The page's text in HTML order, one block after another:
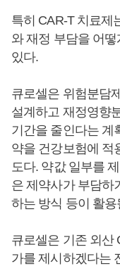
특히 CAR-T 치료제
와 재정 부담을 어
있다.
큐로셀은 위험분담
설계하고 재정영향
기간을 줄인다는 계
약을 건강보험에 적
도다. 약값 일부를
은 제약사가 부담하
하는 방식 등이 활용
큐로셀은 기존 외산
가를 제시하겠다는